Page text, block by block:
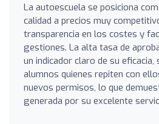
La autoescuela se posiciona
calidad a precios muy
transparencia en los costes y
gestiones. La alta tasa de
un indicador claro de su eficacia,
alumnos quienes repiten con
nuevos permisos, lo que
generada por su excelente